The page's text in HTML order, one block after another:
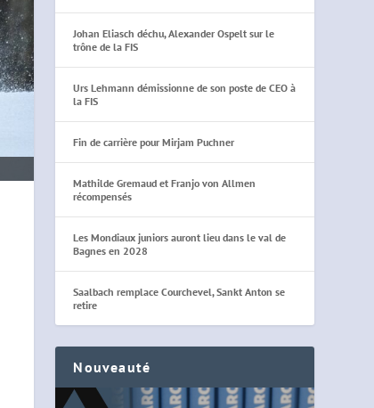
Johan Eliasch déchu, Alexander Ospelt sur le
trône de la FIS
Urs Lehmann démissionne de son poste de CEO à
la FIS
Fin de carrière pour Mirjam Puchner
Mathilde Gremaud et Franjo von Allmen
récompensés
Les Mondiaux juniors auront lieu dans le val de
Bagnes en 2028
Saalbach remplace Courchevel, Sankt Anton se
retire
Nouveauté